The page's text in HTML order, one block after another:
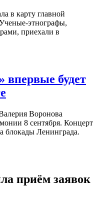
в карту главной
этнографы,
приехали в
впервые будет
Воронова
8 сентября. Концерт
блокады Ленинграда.
приём заявок